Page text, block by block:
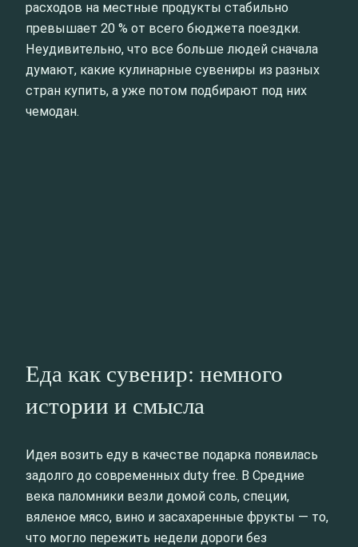
расходов на местные продукты стабильно
превышает 20 % от всего бюджета поездки.
Неудивительно, что все больше людей сначала
думают, какие кулинарные сувениры из разных
стран купить, а уже потом подбирают под них
чемодан.
Еда как сувенир: немного
истории и смысла
Идея возить еду в качестве подарка появилась
задолго до современных duty free. В Средние
века паломники везли домой соль, специи,
вяленое мясо, вино и засахаренные фрукты — то,
что могло пережить недели дороги без